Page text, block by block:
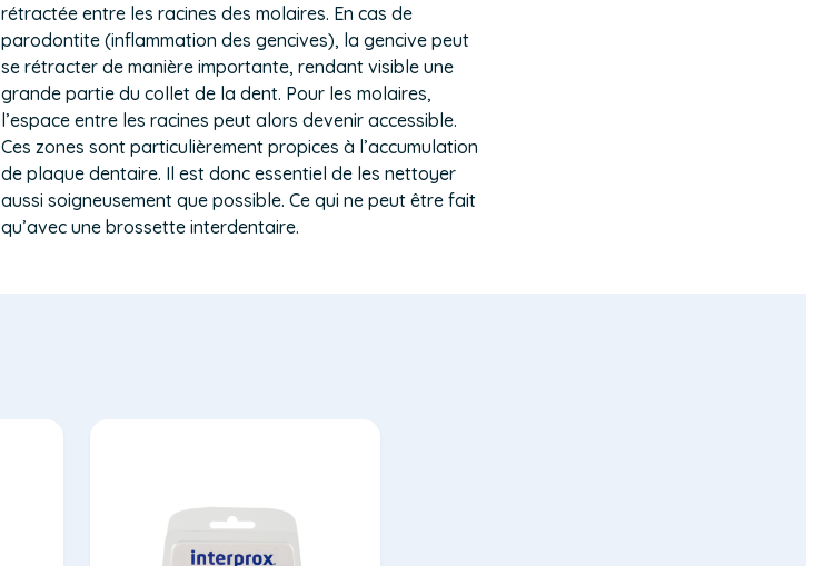
rétractée entre les racines des molaires. En cas de
parodontite (inflammation des gencives), la gencive peut
se rétracter de manière importante, rendant visible une
grande partie du collet de la dent. Pour les molaires,
l’espace entre les racines peut alors devenir accessible.
Ces zones sont particulièrement propices à l’accumulation
de plaque dentaire. Il est donc essentiel de les nettoyer
aussi soigneusement que possible. Ce qui ne peut être fait
qu’avec une brossette interdentaire.